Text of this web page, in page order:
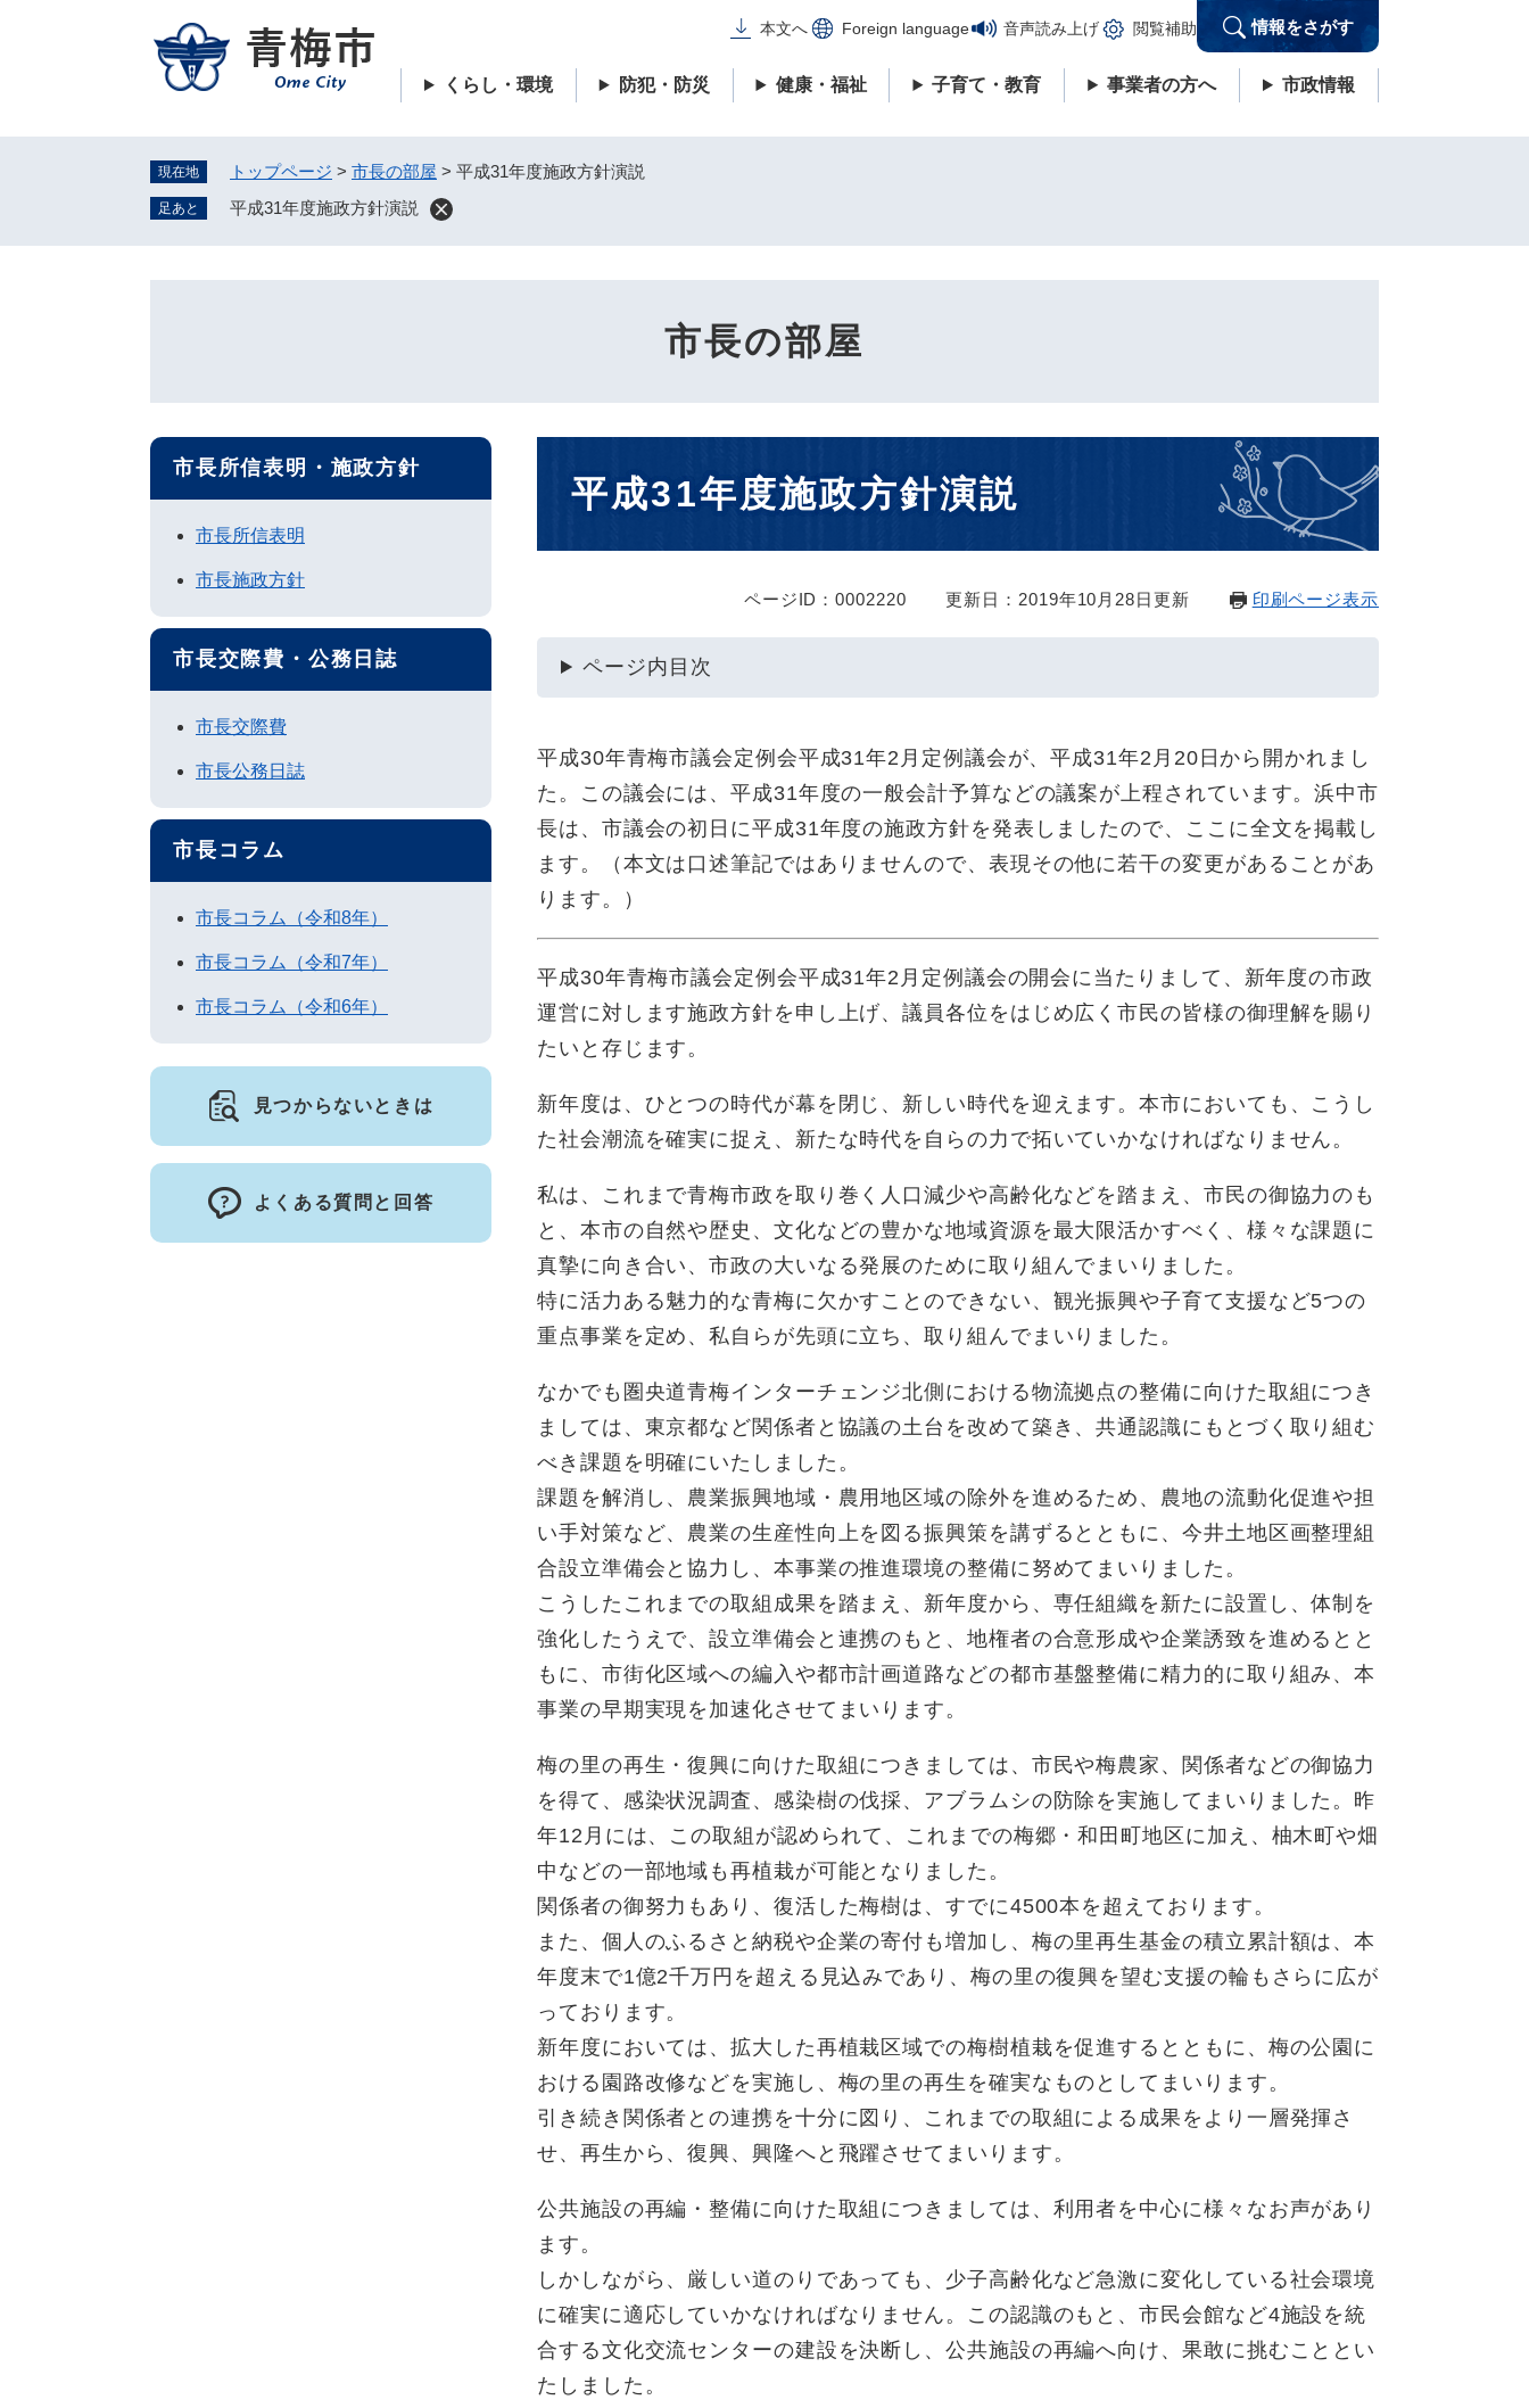
メニューを飛ばして本文へ
本文へ Foreign language 音声読み上げ 閲覧補助 情報をさがす
くらし・環境 防犯・防災 健康・福祉 子育て・教育 事業者の方へ 市政情報
現在地 トップページ > 市長の部屋 > 平成31年度施政方針演説
足あと 平成31年度施政方針演説
市長の部屋
平成31年度施政方針演説
ページID：0002220 更新日：2019年10月28日更新 印刷ページ表示
ページ内目次
平成30年青梅市議会定例会平成31年2月定例議会が、平成31年2月20日から開かれまし
た。この議会には、平成31年度の一般会計予算などの議案が上程されています。浜中市
長は、市議会の初日に平成31年度の施政方針を発表しましたので、ここに全文を掲載し
ます。（本文は口述筆記ではありませんので、表現その他に若干の変更があることがあ
ります。）
平成30年青梅市議会定例会平成31年2月定例議会の開会に当たりまして、新年度の市政
運営に対します施政方針を申し上げ、議員各位をはじめ広く市民の皆様の御理解を賜り
たいと存じます。
新年度は、ひとつの時代が幕を閉じ、新しい時代を迎えます。本市においても、こうし
た社会潮流を確実に捉え、新たな時代を自らの力で拓いていかなければなりません。
私は、これまで青梅市政を取り巻く人口減少や高齢化などを踏まえ、市民の御協力のも
と、本市の自然や歴史、文化などの豊かな地域資源を最大限活かすべく、様々な課題に
真摯に向き合い、市政の大いなる発展のために取り組んでまいりました。
特に活力ある魅力的な青梅に欠かすことのできない、観光振興や子育て支援など5つの
重点事業を定め、私自らが先頭に立ち、取り組んでまいりました。
なかでも圏央道青梅インターチェンジ北側における物流拠点の整備に向けた取組につき
ましては、東京都など関係者と協議の土台を改めて築き、共通認識にもとづく取り組む
べき課題を明確にいたしました。
課題を解消し、農業振興地域・農用地区域の除外を進めるため、農地の流動化促進や担
い手対策など、農業の生産性向上を図る振興策を講ずるとともに、今井土地区画整理組
合設立準備会と協力し、本事業の推進環境の整備に努めてまいりました。
こうしたこれまでの取組成果を踏まえ、新年度から、専任組織を新たに設置し、体制を
強化したうえで、設立準備会と連携のもと、地権者の合意形成や企業誘致を進めるとと
もに、市街化区域への編入や都市計画道路などの都市基盤整備に精力的に取り組み、本
事業の早期実現を加速化させてまいります。
梅の里の再生・復興に向けた取組につきましては、市民や梅農家、関係者などの御協力
を得て、感染状況調査、感染樹の伐採、アブラムシの防除を実施してまいりました。昨
年12月には、この取組が認められて、これまでの梅郷・和田町地区に加え、柚木町や畑
中などの一部地域も再植栽が可能となりました。
関係者の御努力もあり、復活した梅樹は、すでに4500本を超えております。
また、個人のふるさと納税や企業の寄付も増加し、梅の里再生基金の積立累計額は、本
年度末で1億2千万円を超える見込みであり、梅の里の復興を望む支援の輪もさらに広が
っております。
新年度においては、拡大した再植栽区域での梅樹植栽を促進するとともに、梅の公園に
おける園路改修などを実施し、梅の里の再生を確実なものとしてまいります。
引き続き関係者との連携を十分に図り、これまでの取組による成果をより一層発揮さ
せ、再生から、復興、興隆へと飛躍させてまいります。
公共施設の再編・整備に向けた取組につきましては、利用者を中心に様々なお声があり
ます。
しかしながら、厳しい道のりであっても、少子高齢化など急激に変化している社会環境
に確実に適応していかなければなりません。この認識のもと、市民会館など4施設を統
合する文化交流センターの建設を決断し、公共施設の再編へ向け、果敢に挑むこととい
たしました。
市長所信表明・施政方針
市長所信表明
市長施政方針
市長交際費・公務日誌
市長交際費
市長公務日誌
市長コラム
市長コラム（令和8年）
市長コラム（令和7年）
市長コラム（令和6年）
見つからないときは
よくある質問と回答